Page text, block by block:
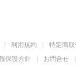
利用規約
特定商
保護方針
お問合せ